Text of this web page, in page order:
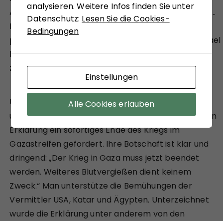
Assoziierungsabkommen durch „wahllose Angriffe …
Hungersnot … Folter … [und] Apartheid“ gegen die
palästinensische Bevölkerung verletzen würde. Israel
hat den EAD-Bericht als voreingenommen
zurückgewiesen.
Ungeachtet dessen haben die Außenministerinnen
und -minister von 25 Ländern in einer gemeinsamen
Erklärung ein sofortiges Ende des Kriegs im
Gazastreifen gefordert. Ihre Botschaft ist klar und
dringend: „Der Krieg in Gaza muss jetzt beendet
werden. Weiteres Blutvergießen dient keinem
Zweck.“ Man unterstütze die Bemühungen der
Vermittler USA, Katar und Ägypten. Unterzeichnet
wurde die Erklärung unter anderem von den
analysieren. Weitere Infos finden Sie unter
Datenschutz: Lesen Sie die Cookies-
Bedingungen
Einstellungen
Alle Cookies erlauben